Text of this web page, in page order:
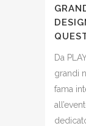
Da
grandi
fama